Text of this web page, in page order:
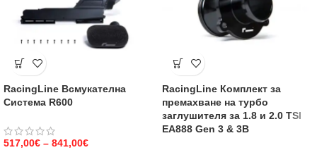
RacingLine Всмукателна
Система R600
517,00€ – 841,00€
RacingLine Комплект за
премахване на турбо
заглушителя за 1.8 и 2.0 TSI
EA888 Gen 3 & 3B